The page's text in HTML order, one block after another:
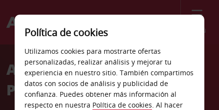
Menú
Welcome
AvisAlquiler de coches St
Pierre Des Corp
Política de cookies
Utilizamos cookies para mostrarte ofertas
personalizadas, realizar análisis y mejorar tu
experiencia en nuestro sitio. También compartimos
datos con socios de análisis y publicidad de
confianza. Puedes obtener más información al
respecto en nuestra Política de cookies. Al hacer